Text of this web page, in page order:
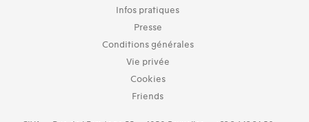
Infos pratiques
Presse
Conditions générales
Vie privée
Cookies
Friends